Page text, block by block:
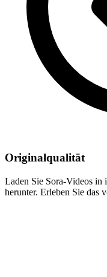
Originalqualität
Laden Sie Sora-Videos in
herunter. Erleben Sie das